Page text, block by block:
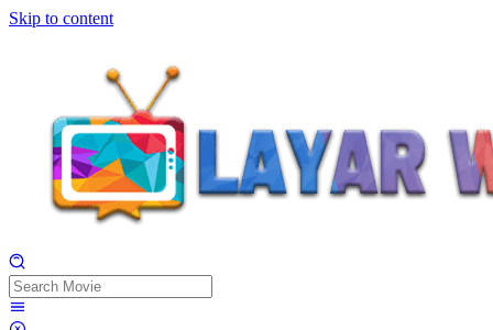
Skip to content